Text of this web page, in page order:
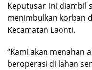
Keputusan ini diambil
menimbulkan korban
Kecamatan Laonti.
“Kami akan menahan
beroperasi di lahan